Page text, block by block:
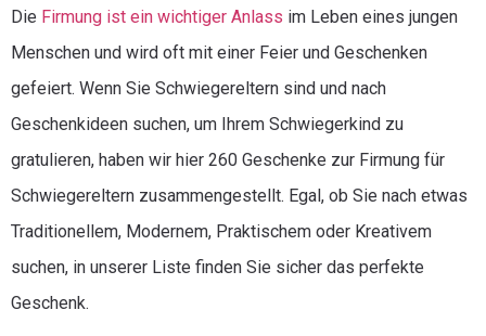
Die Firmung ist ein wichtiger Anlass im Leben eines jungen
Menschen und wird oft mit einer Feier und Geschenken
gefeiert. Wenn Sie Schwiegereltern sind und nach
Geschenkideen suchen, um Ihrem Schwiegerkind zu
gratulieren, haben wir hier 260 Geschenke zur Firmung für
Schwiegereltern zusammengestellt. Egal, ob Sie nach etwas
Traditionellem, Modernem, Praktischem oder Kreativem
suchen, in unserer Liste finden Sie sicher das perfekte
Geschenk.